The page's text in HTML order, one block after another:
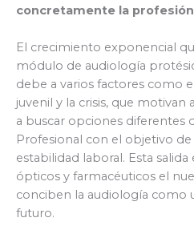
concretamente la
El crecimiento exponencial
módulo de audiología
debe a varios factores como
juvenil y la crisis, que motivan
a buscar opciones diferentes
Profesional con el objetivo
estabilidad laboral. Esta
ópticos y farmacéuticos el
conciben la audiología como
futuro.